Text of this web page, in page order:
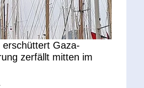
erschüttert Gaza-
zerfällt mitten im